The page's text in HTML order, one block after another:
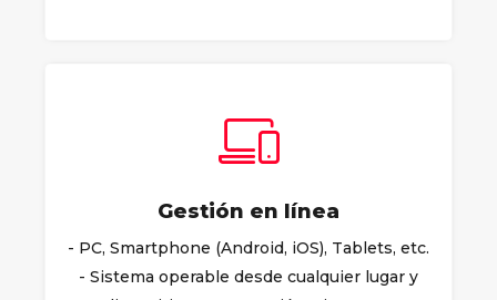
Gestión en línea
- PC, Smartphone (Android, iOS), Tablets, etc.
- Sistema operable desde cualquier lugar y